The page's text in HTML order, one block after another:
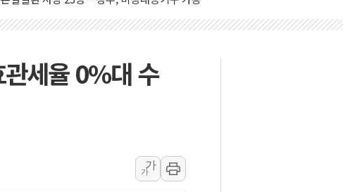
곡서 수위 상승으로 피서객 7명 고립…전원 구조
동해안 시간당 50mm 이상 폭우…호우경보 발효
주가누르기 방지법' 전면 재검토 지시
북 울진 시간당 20~30mm 강한 비...가뭄 해소될 듯
·열대야 지속…내륙 곳곳 소나기
세율 0%대 수
가
가